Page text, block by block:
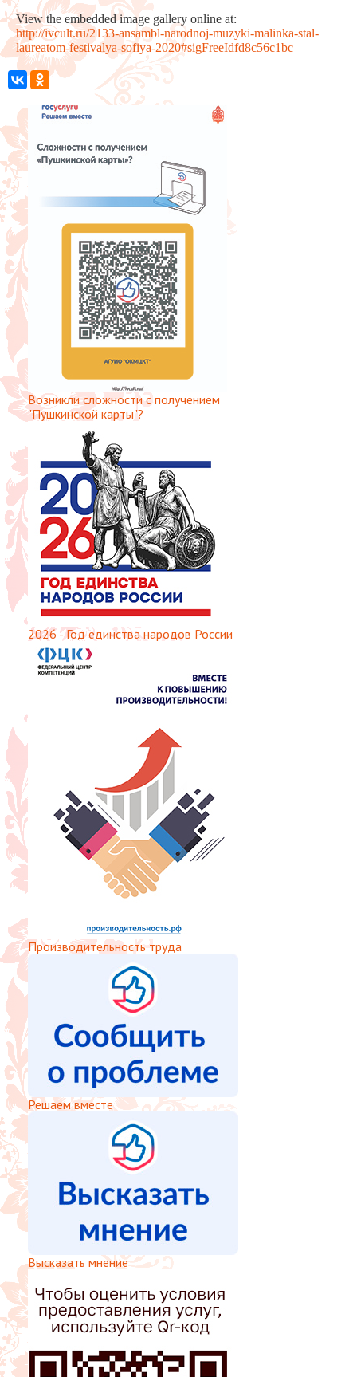
View the embedded image gallery online at:
http://ivcult.ru/2133-ansambl-narodnoj-muzyki-malinka-stal-
laureatom-festivalya-sofiya-2020#sigFreeIdfd8c56c1bc
Возникли сложности с получением
"Пушкинской карты"?
2026 - Год единства народов России
Производительность труда
Решаем вместе
Высказать мнение